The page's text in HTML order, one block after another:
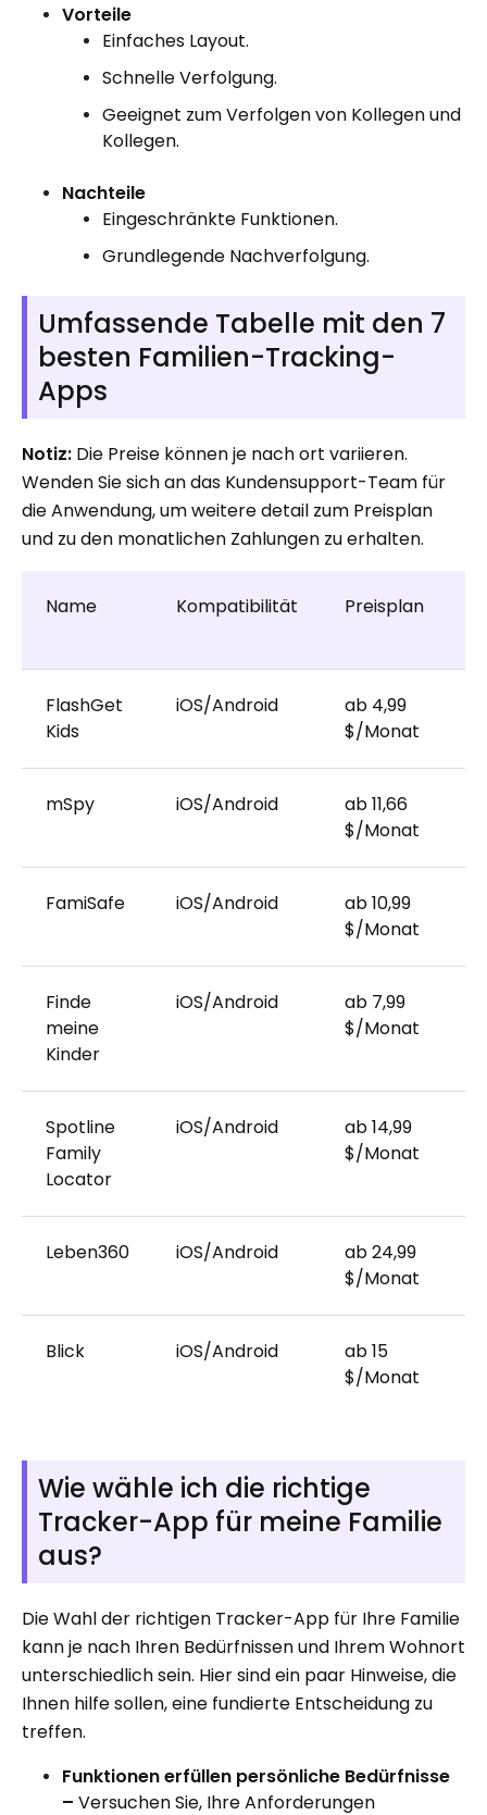
Vorteile
Einfaches Layout.
Schnelle Verfolgung.
Geeignet zum Verfolgen von Kollegen und
Kollegen.
Nachteile
Eingeschränkte Funktionen.
Grundlegende Nachverfolgung.
Umfassende Tabelle mit den 7
besten Familien-Tracking-
Apps
Notiz: Die Preise können je nach ort variieren.
Wenden Sie sich an das Kundensupport-Team für
die Anwendung, um weitere detail zum Preisplan
und zu den monatlichen Zahlungen zu erhalten.
Name Kompatibilität Preisplan
FlashGet
Kids
iOS/Android
ab 4,99
$/Monat
mSpy iOS/Android
ab 11,66
$/Monat
FamiSafe iOS/Android
ab 10,99
$/Monat
Finde
meine
Kinder
iOS/Android
ab 7,99
$/Monat
Spotline
Family
Locator
iOS/Android
ab 14,99
$/Monat
Leben360 iOS/Android
ab 24,99
$/Monat
Blick iOS/Android
ab 15
$/Monat
Wie wähle ich die richtige
Tracker-App für meine Familie
aus?
Die Wahl der richtigen Tracker-App für Ihre Familie
kann je nach Ihren Bedürfnissen und Ihrem Wohnort
unterschiedlich sein. Hier sind ein paar Hinweise, die
Ihnen hilfe sollen, eine fundierte Entscheidung zu
treffen.
Funktionen erfüllen persönliche Bedürfnisse
– Versuchen Sie, Ihre Anforderungen